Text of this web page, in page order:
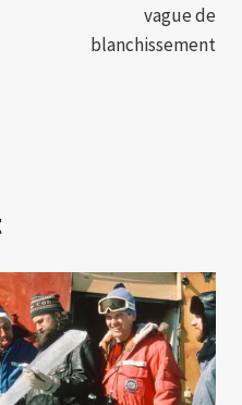
vague de
blanchissement